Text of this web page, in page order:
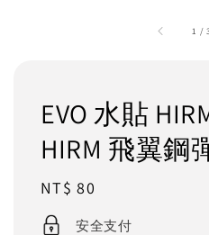
1 /
EVO 水貼
HIRM 飛翼鋼
Regular
price
NT$ 80
安全支付